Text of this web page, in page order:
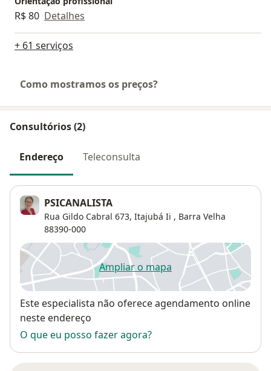
R$ 80 Detalhes
+ 61 serviços
Como mostramos os preços?
Consultórios (2)
Endereço Teleconsulta
PSICANALISTA
Rua Gildo Cabral 673, Itajubá Ii , Barra Velha
88390-000
Ampliar o mapaabre num novo separador
Disponibilidade
Este especialista não oferece agendamento online
neste endereço
O que eu posso fazer agora?